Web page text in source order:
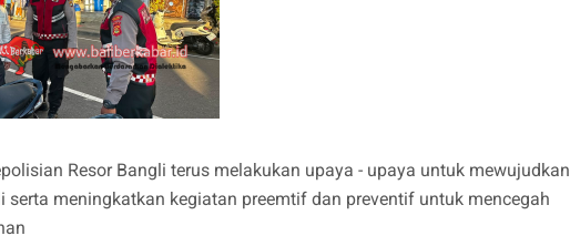
Resor Bangli terus melakukan upaya - upaya untuk mewujudkan
meningkatkan kegiatan preemtif dan preventif untuk mencegah